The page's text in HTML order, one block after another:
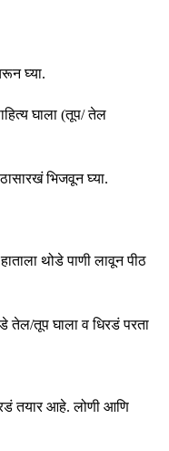
घ्या.
घाला (तूप/ तेल
भिजवून घ्या.
हाताला थोडे पाणी लावून पीठ
तेल/तूप घाला व धिरडं परता
तयार आहे.लोणी आणि